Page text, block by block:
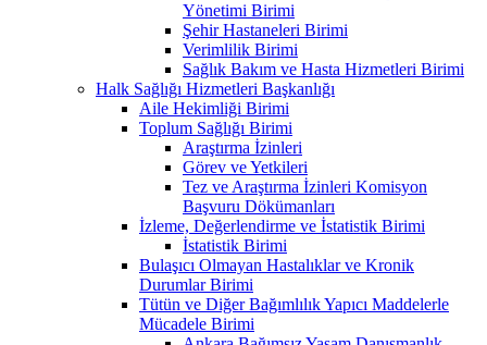
Yönetimi Birimi
Şehir Hastaneleri Birimi
Verimlilik Birimi
Sağlık Bakım ve Hasta Hizmetleri Birimi
Halk Sağlığı Hizmetleri Başkanlığı
Aile Hekimliği Birimi
Toplum Sağlığı Birimi
Araştırma İzinleri
Görev ve Yetkileri
Tez ve Araştırma İzinleri Komisyon
Başvuru Dökümanları
İzleme, Değerlendirme ve İstatistik Birimi
İstatistik Birimi
Bulaşıcı Olmayan Hastalıklar ve Kronik
Durumlar Birimi
Tütün ve Diğer Bağımlılık Yapıcı Maddelerle
Mücadele Birimi